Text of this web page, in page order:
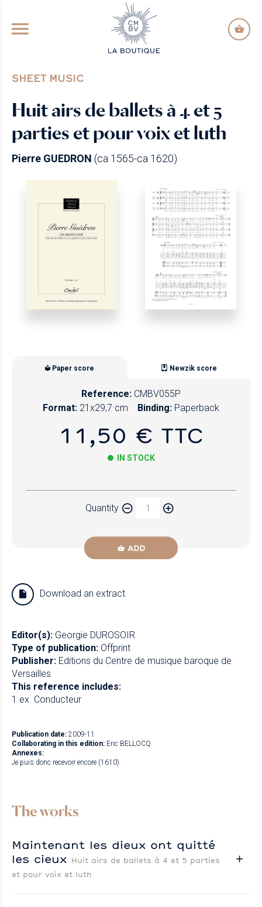
GO TO PRINCIPAL CONTENT
SHEET MUSIC
Huit airs de ballets à 4 et 5
parties et pour voix et luth
Pierre GUEDRON (ca 1565-ca 1620)
Paper score Newzik score
Reference: CMBV055P
Format: 21x29,7 cm Binding: Paperback
11,50 € TTC
IN STOCK
Quantity
ADD
Download an extract
Editor(s): Georgie DUROSOIR
Type of publication: Offprint
Publisher: Editions du Centre de musique baroque de
Versailles
This reference includes:
1 ex. Conducteur
Publication date: 2009-11
Collaborating in this edition: Eric BELLOCQ
Annexes:
Je puis donc recevoir encore (1610)
The works
Maintenant les dieux ont quitté
les cieux Huit airs de ballets à 4 et 5 parties
et pour voix et luth